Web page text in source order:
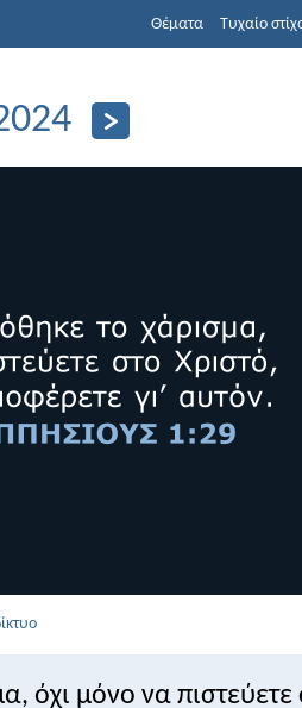
Θέματα Τυχαίο
όχι μόνο να πιστεύετε